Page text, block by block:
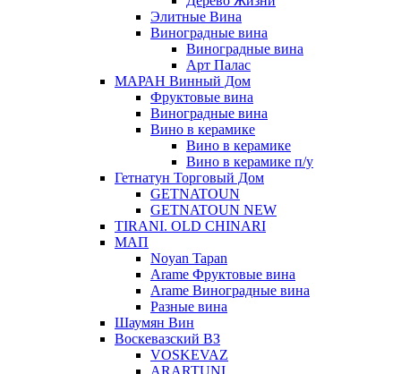
Элитные Вина
Виноградные вина
Виноградные вина
Арт Палас
МАРАН Винный Дом
Фруктовые вина
Виноградные вина
Вино в керамике
Вино в керамике
Вино в керамике п/у
Гетнатун Торговый Дом
GETNATOUN
GETNATOUN NEW
TIRANI. OLD CHINARI
МАП
Noyan Tapan
Arame Фруктовые вина
Arame Виноградные вина
Разные вина
Шаумян Вин
Воскевазский ВЗ
VOSKEVAZ
ARARTUNI